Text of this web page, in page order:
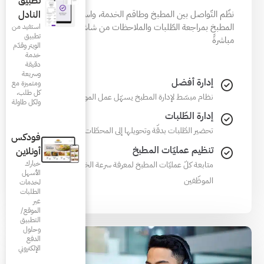
النادل
استفيد من
ومتميزة مع
كل طلب،
ولكل طاولة
فودكس
أونلاين
خيارك
وحلول
الدفع
الإلكتروني
الخدمة، واسمح لموظّفي
من شاشة المطبخ
عمل الموظّفين
إلى المحطّات الصّحيحة
سرعة الخدمة وأداء